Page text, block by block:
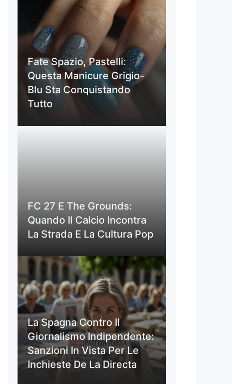
Fate Spazio, Pastelli:
Questa Manicure Grigio-
Blu Sta Conquistando
Tutto
FC 27 E The Grounds:
Quando Il Calcio Incontra
La Strada E La Cultura Pop
La Spagna Contro Il
Giornalismo Indipendente:
Sanzioni In Vista Per Le
Inchieste De La Directa